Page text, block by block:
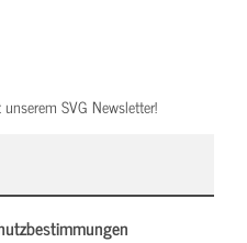
SVG Newsletter!